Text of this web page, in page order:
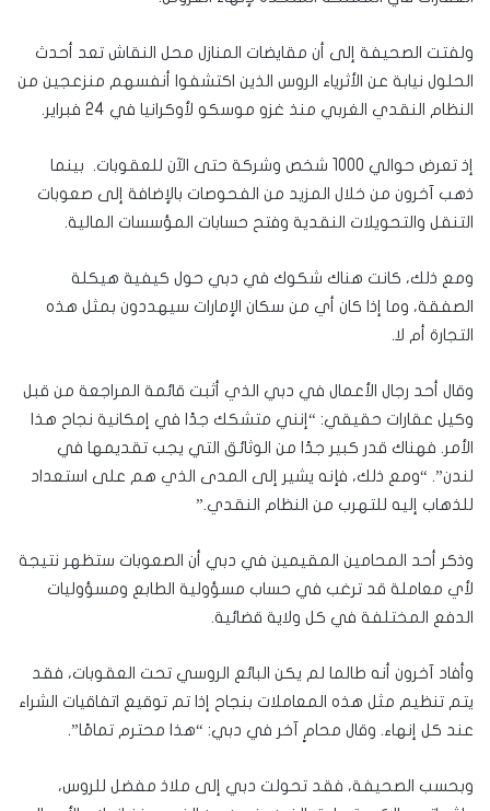
ولفتت الصحيفة إلى أن مقايضات المنازل محل النقاش تعد أحدث
الحلول نيابة عن الأثرياء الروس الذين اكتشفوا أنفسهم منزعجين من
النظام النقدي الغربي منذ غزو موسكو لأوكرانيا في 24 فبراير.
إذ تعرض حوالي 1000 شخص وشركة حتى الآن للعقوبات. بينما
ذهب آخرون من خلال المزيد من الفحوصات بالإضافة إلى صعوبات
التنقل والتحويلات النقدية وفتح حسابات المؤسسات المالية.
ومع ذلك، كانت هناك شكوك في دبي حول كيفية هيكلة
الصفقة، وما إذا كان أي من سكان الإمارات سيهددون بمثل هذه
التجارة أم لا.
وقال أحد رجال الأعمال في دبي الذي أثبت قائمة المراجعة من قبل
وكيل عقارات حقيقي: “إنني متشكك جدًا في إمكانية نجاح هذا
الأمر. فهناك قدر كبير جدًا من الوثائق التي يجب تقديمها في
لندن”. “ومع ذلك، فإنه يشير إلى المدى الذي هم على استعداد
للذهاب إليه للتهرب من النظام النقدي.”
وذكر أحد المحامين المقيمين في دبي أن الصعوبات ستظهر نتيجة
لأي معاملة قد ترغب في حساب مسؤولية الطابع ومسؤوليات
الدفع المختلفة في كل ولاية قضائية.
وأفاد آخرون أنه طالما لم يكن البائع الروسي تحت العقوبات، فقد
يتم تنظيم مثل هذه المعاملات بنجاح إذا تم توقيع اتفاقيات الشراء
عند كل إنهاء. وقال محامٍ آخر في دبي: “هذا محترم تمامًا”.
وبحسب الصحيفة، فقد تحولت دبي إلى ملاذ مفضل للروس،